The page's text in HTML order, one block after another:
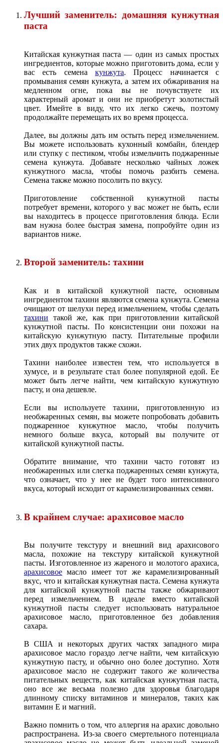
Лучший заменитель: домашняя кунжутная
паста
Китайская кунжутная паста — один из самых простых
ингредиентов, которые можно приготовить дома, если у
вас есть семена кунжута. Процесс начинается с
промывания семян кунжута, а затем их обжаривания на
медленном огне, пока вы не почувствуете их
характерный аромат и они не приобретут золотистый
цвет. Имейте в виду, что их легко сжечь, поэтому
продолжайте перемещать их во время процесса.
Далее, вы должны дать им остыть перед измельчением.
Вы можете использовать кухонный комбайн, блендер
или ступку с пестиком, чтобы измельчить поджаренные
семена кунжута. Добавьте несколько чайных ложек
кунжутного масла, чтобы помочь разбить семена.
Семена также можно посолить по вкусу.
Приготовление собственной кунжутной пасты
потребует времени, которого у вас может не быть, если
вы находитесь в процессе приготовления блюда. Если
вам нужна более быстрая замена, попробуйте один из
вариантов ниже.
Второй заменитель: тахини
Как и в китайской кунжутной пасте, основным
ингредиентом тахини являются семена кунжута. Семена
очищают от шелухи перед измельчением, чтобы сделать
тахини такой же, как при приготовлении китайской
кунжутной пасты. По консистенции они похожи на
китайскую кунжутную пасту. Питательные профили
этих двух продуктов также схожи.
Тахини наиболее известен тем, что используется в
хумусе, и в результате стал более популярной едой. Ее
может быть легче найти, чем китайскую кунжутную
пасту, и она дешевле.
Если вы используете тахини, приготовленную из
необжаренных семян, вы можете попробовать добавить
поджаренное кунжутное масло, чтобы получить
немного больше вкуса, который вы получите от
китайской кунжутной пасты.
Обратите внимание, что тахини часто готовят из
необжаренных или слегка поджаренных семян кунжута,
что означает, что у нее не будет того интенсивного
вкуса, который исходит от карамелизированных семян.
В крайнем случае: арахисовое масло
Вы получите текстуру и внешний вид арахисового
масла, похожие на текстуру китайской кунжутной
пасты. Изготовленное из жареного и молотого арахиса,
арахисовое масло имеет тот же карамелизированный
вкус, что и китайская кунжутная паста. Семена кунжута
для китайской кунжутной пасты также обжаривают
перед измельчением. В идеале вместо китайской
кунжутной пасты следует использовать натуральное
арахисовое масло, приготовленное без добавления
сахара.
В США и некоторых других частях западного мира
арахисовое масло гораздо легче найти, чем китайскую
кунжутную пасту, и обычно оно более доступно. Хотя
арахисовое масло не содержит такого же количества
питательных веществ, как китайская кунжутная паста,
оно все же весьма полезно для здоровья благодаря
длинному списку витаминов и минералов, таких как
витамин Е и магний.
Важно помнить о том, что аллергия на арахис довольно
распространена. Из-за своего смертельного потенциала